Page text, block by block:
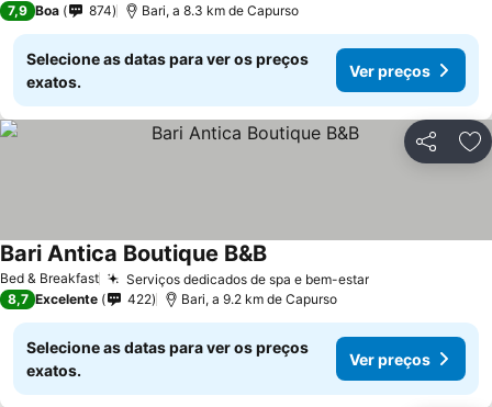
7,9 Boa 874 Bari, a 8.3 km de Capurso
Selecione as datas para ver os preços
exatos.
Ver preços
Partilhar
Bed & Breakfast Serviços dedicados de spa e bem-estar
Bari Antica Boutique B&B
8,7 Excelente 422 Bari, a 9.2 km de Capurso
Selecione as datas para ver os preços
exatos.
Ver preços